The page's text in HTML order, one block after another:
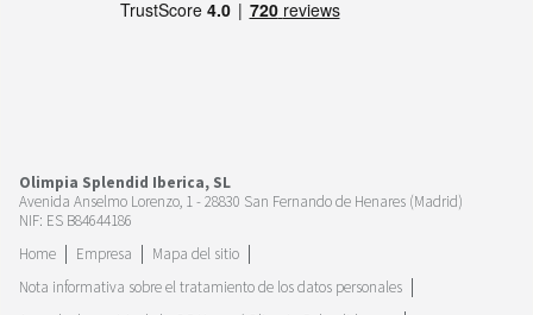
Olimpia Splendid Iberica, SL
Avenida Anselmo Lorenzo, 1 - 28830 San Fernando de Henares (Madrid)
NIF: ES B84644186
Home
Empresa
Mapa del sitio
Nota informativa sobre el tratamiento de los datos personales